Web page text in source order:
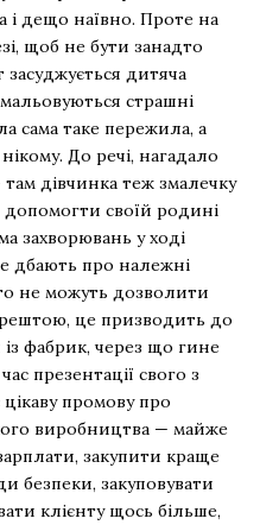
і дещо наївно. Проте на
щоб не бути занадто
дитяча
страшні
сама таке пережила, а
До речі, нагадало
дівчинка теж змалечку
своїй родині
захворювань у ході
дбають про належні
не можуть дозволити
це призводить до
фабрик, через що гине
презентації свого з
промову про
виробництва — майже
закупити краще
безпеки, закуповувати
клієнту щось більше,